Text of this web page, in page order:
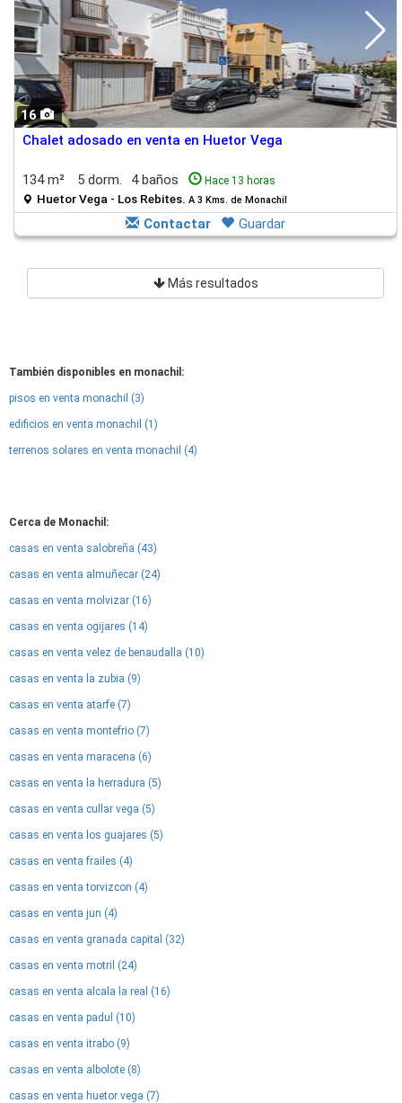
16
Chalet adosado en venta en Huetor Vega
134 m² 5 dorm. 4 baños Hace 13 horas
Huetor Vega - Los Rebites. A 3 Kms. de Monachil
Contactar Guardar
Más resultados
También disponibles en monachil:
pisos en venta monachil (3)
edificios en venta monachil (1)
terrenos solares en venta monachil (4)
Cerca de Monachil:
casas en venta salobreña (43)
casas en venta almuñecar (24)
casas en venta molvizar (16)
casas en venta ogijares (14)
casas en venta velez de benaudalla (10)
casas en venta la zubia (9)
casas en venta atarfe (7)
casas en venta montefrio (7)
casas en venta maracena (6)
casas en venta la herradura (5)
casas en venta cullar vega (5)
casas en venta los guajares (5)
casas en venta frailes (4)
casas en venta torvizcon (4)
casas en venta jun (4)
casas en venta granada capital (32)
casas en venta motril (24)
casas en venta alcala la real (16)
casas en venta padul (10)
casas en venta itrabo (9)
casas en venta albolote (8)
casas en venta huetor vega (7)